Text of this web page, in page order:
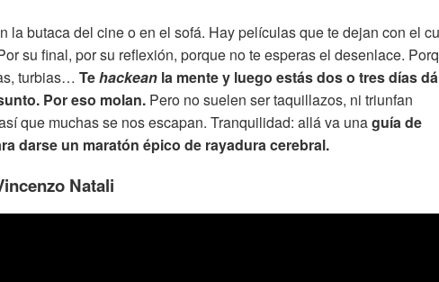
la butaca del cine o en el sofá. Hay películas que te dejan con el
su final, por su reflexión, porque no te esperas el desenlace.
turbias… Tehackean la mente y luego estás dos o tres días
Por eso molan. Pero no suelen ser taquillazos, ni triunfan
que muchas se nos escapan. Tranquilidad: allá va unaguía de
darse un maratón épico de rayadura cerebral.
Natali